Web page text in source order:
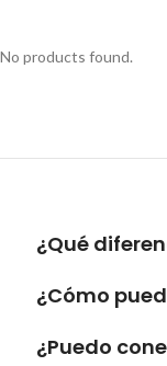
No products found.
¿Qué
¿Cómo
¿Puedo